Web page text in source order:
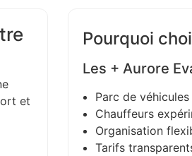
et
Pourquoi
Les + Aurore
Parc de
Chauffeurs
Organisation
Tarifs